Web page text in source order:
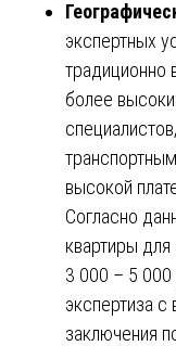
экспертных
традиционно
более
высокой
Согласно
квартиры
3 000 – 5 000
экспертиза
заключения